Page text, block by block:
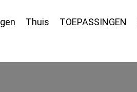
Thuis TOEPASSINGEN